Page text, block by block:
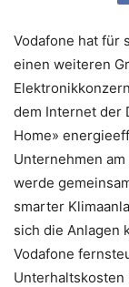
Vodafone hat für
einen weiteren
dem Internet der
Home»
Unternehmen
werde
smarter
sich die Anlagen
Vodafone
Unterhaltskosten